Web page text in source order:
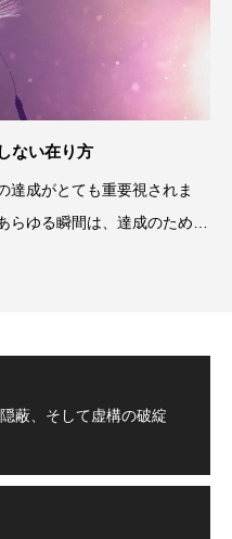
ない在り方
達成がとても重要視されま
ゆる瞬間は、達成のために
蔽、そして虚構の破綻